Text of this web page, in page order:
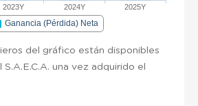
2023Y 2024Y 2025Y
Ganancia (Pérdida) Neta
del gráfico están disponibles
una vez adquirido el